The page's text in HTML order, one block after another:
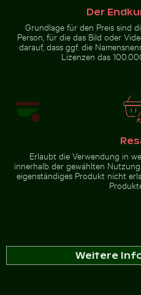
Zur Stock-Kollektion
Der
Grundlage für den Preis sind
Person, für die das Bild oder
darauf, dass ggf. die
Lizenzen das
Erlaubt die Verwendung in
innerhalb der gewählten
eigenständiges Produkt nicht
Weitere